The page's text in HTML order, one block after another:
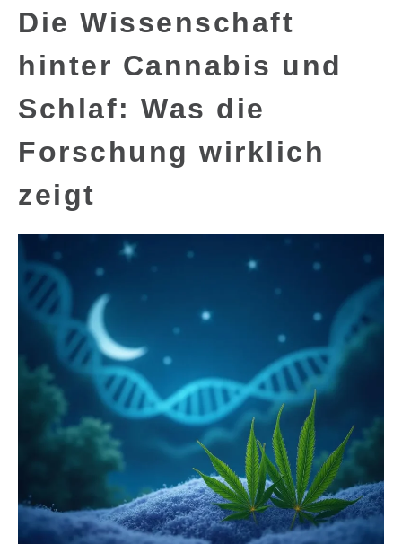
Die Wissenschaft
hinter Cannabis und
Schlaf: Was die
Forschung wirklich
zeigt